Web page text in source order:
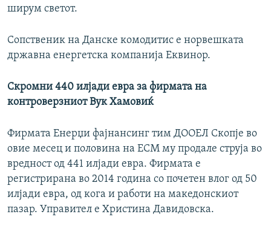
ширум светот.
Сопственик на Данске комодитис е норвешката
државна енергетска компанија Еквинор.
Скромни 440 илјади евра за фирмата на
контроверзниот Вук Хамовиќ
Фирмата Енерџи фајнансинг тим ДООЕЛ Скопје во
овие месец и половина на ЕСМ му продале струја во
вредност од 441 илјади евра. Фирмата е
регистрирана во 2014 година со почетен влог од 50
илјади евра, од кога и работи на македонскиот
пазар. Управител е Христина Давидовска.